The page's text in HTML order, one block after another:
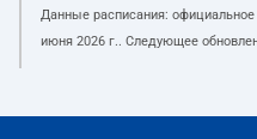
Данные расписания: официальное
июня 2026 г.. Следующее